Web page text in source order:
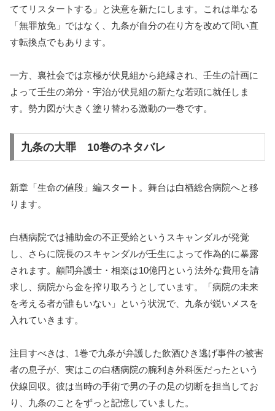
ててリスタートする」と決意を新たにします。これは単なる
「無罪放免」ではなく、九条が自分の在り方を改めて問い直
す転換点でもあります。
一方、裏社会では京極が伏見組から絶縁され、壬生の計画に
よって壬生の弟分・宇治が伏見組の新たな若頭に就任しま
す。勢力図が大きく塗り替わる激動の一巻です。
九条の大罪 10巻のネタバレ
新章「生命の値段」編スタート。舞台は白栖総合病院へと移
ります。
白栖病院では補助金の不正受給というスキャンダルが発覚
し、さらに院長のスキャンダルが壬生によって作為的に暴露
されます。顧問弁護士・相楽は10億円という法外な費用を請
求し、病院から金を搾り取ろうとしています。「病院の未来
を考える者が誰もいない」という状況で、九条が鋭いメスを
入れていきます。
注目すべきは、1巻で九条が弁護した飲酒ひき逃げ事件の被害
者の息子が、実はこの白栖病院の腕利き外科医だったという
伏線回収。彼は当時の手術で男の子の足の切断を担当してお
り、九条のことをずっと記憶していました。